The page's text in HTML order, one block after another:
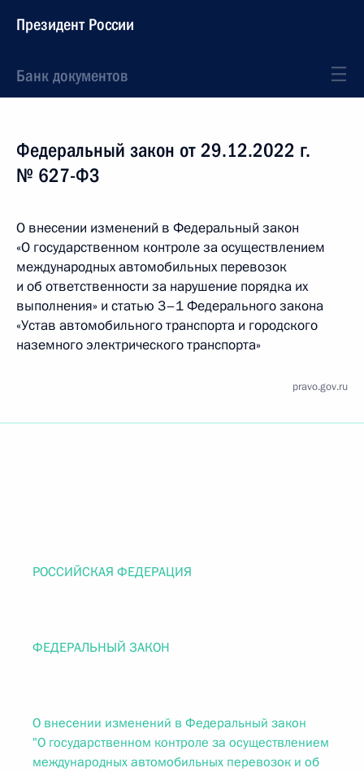
Президент России
Банк документов
Федеральный закон от 29.12.2022 г.
№ 627-ФЗ
О внесении изменений в Федеральный закон
«О государственном контроле за осуществлением
международных автомобильных перевозок
и об ответственности за нарушение порядка их
выполнения» и статью 3–1 Федерального закона
«Устав автомобильного транспорта и городского
наземного электрического транспорта»
pravo.gov.ru
РОССИЙСКАЯ ФЕДЕРАЦИЯ
ФЕДЕРАЛЬНЫЙ ЗАКОН
О внесении изменений в Федеральный закон
"О государственном контроле за осуществлением
международных автомобильных перевозок и об